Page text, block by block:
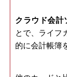
クラウド会計
とで、ライフ
的に会計帳簿